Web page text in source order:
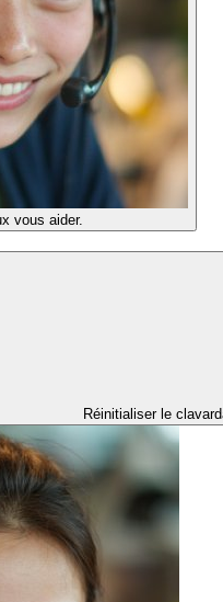
vous aider.
Réinitialiser le